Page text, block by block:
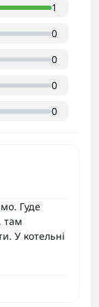
1
0
0
0
0
Гуде
там
У котельні